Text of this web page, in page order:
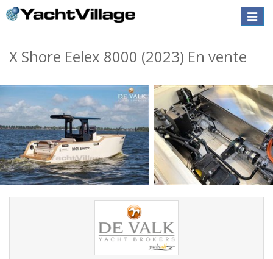
Toggle
X Shore Eelex 8000 (2023) En vente